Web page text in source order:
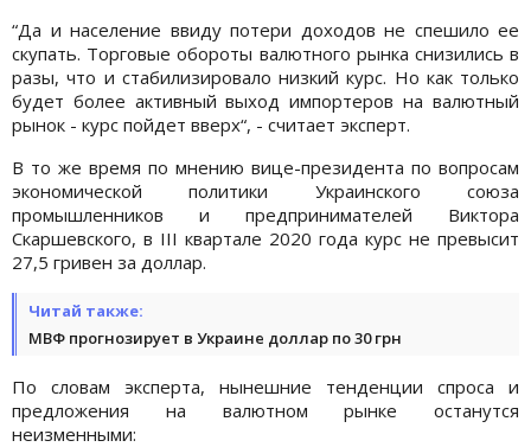
“Да и население ввиду потери доходов не спешило ее
скупать. Торговые обороты валютного рынка снизились в
разы, что и стабилизировало низкий курс. Но как только
будет более активный выход импортеров на валютный
рынок - курс пойдет вверх“, - считает эксперт.
В то же время по мнению вице-президента по вопросам
экономической политики Украинского союза
промышленников и предпринимателей Виктора
Скаршевского, в ІІІ квартале 2020 года курс не превысит
27,5 гривен за доллар.
Читай также:
МВФ прогнозирует в Украине доллар по 30 грн
По словам эксперта, нынешние тенденции спроса и
предложения на валютном рынке останутся
неизменными: